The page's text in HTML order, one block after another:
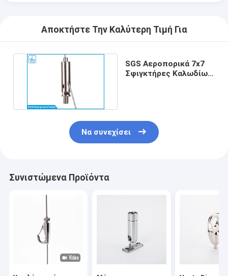
Αποκτήστε Την Καλύτερη Τιμή Για
SGS Αεροπορικά 7x7
Σφιγκτήρες Καλωδίων
Να συνεχίσει
Συνιστώμενα Προϊόντα